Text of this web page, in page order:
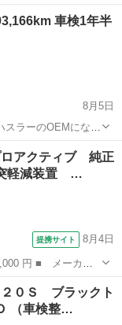
ツ等はなしです。
時は約8万キロで現
車検1年半
8月5日
スラーのOEMになり
アクティブ 純正
軽減装置 …
提携サイト 8月4日
名： ＸＤ プロ
置 レーダークル
０Ｓ ブラックト
（車検整…